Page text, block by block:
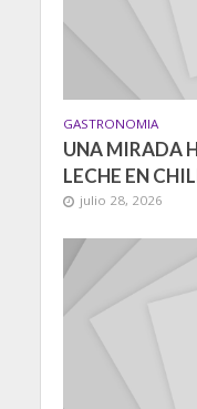
GASTRONOMIA
UNA MIRADA
LECHE EN
julio 28, 2026